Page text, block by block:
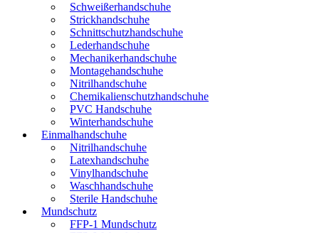
Schweißerhandschuhe
Strickhandschuhe
Schnittschutzhandschuhe
Lederhandschuhe
Mechanikerhandschuhe
Montagehandschuhe
Nitrilhandschuhe
Chemikalienschutzhandschuhe
PVC Handschuhe
Winterhandschuhe
Einmalhandschuhe
Nitrilhandschuhe
Latexhandschuhe
Vinylhandschuhe
Waschhandschuhe
Sterile Handschuhe
Mundschutz
FFP-1 Mundschutz